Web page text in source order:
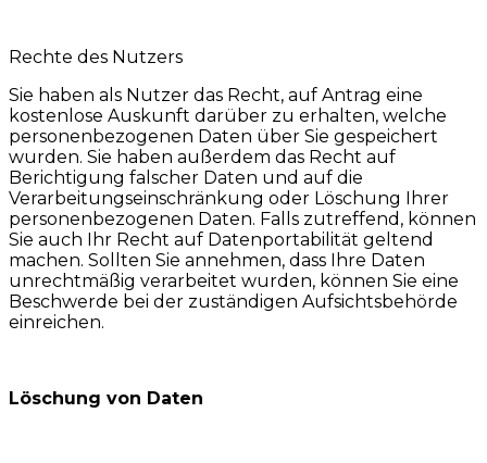
Rechte des Nutzers
Sie haben als Nutzer das Recht, auf Antrag eine
kostenlose Auskunft darüber zu erhalten, welche
personenbezogenen Daten über Sie gespeichert
wurden. Sie haben außerdem das Recht auf
Berichtigung falscher Daten und auf die
Verarbeitungseinschränkung oder Löschung Ihrer
personenbezogenen Daten. Falls zutreffend, können
Sie auch Ihr Recht auf Datenportabilität geltend
machen. Sollten Sie annehmen, dass Ihre Daten
unrechtmäßig verarbeitet wurden, können Sie eine
Beschwerde bei der zuständigen Aufsichtsbehörde
einreichen.
Löschung von Daten